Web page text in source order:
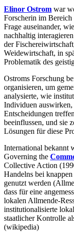
Elinor Ostrom war
Forscherin im
Frage auseinander,
nachhaltig
der
Weidewirtschaft, in
Problematik des
Ostroms Forschung
organisieren, um
analysierte, wie
Individuen auswirken,
Entscheidungen
beeinflussen, und sie
Lösungen für diese
International bekannt
Governing the
Collective Action
Handelns bei
genutzt werden
dass für eine
lokalen Allmende-
institutionalisierte
staatlicher Kontrolle
(wikipedia)